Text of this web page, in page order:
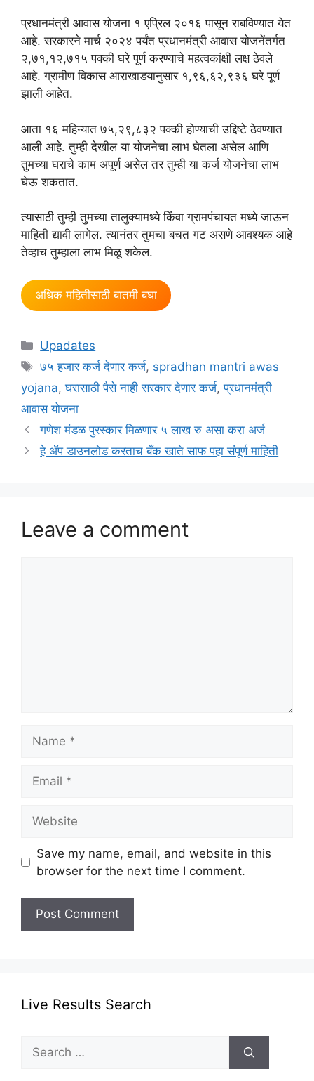
प्रधानमंत्री आवास योजना १ एप्रिल २०१६ पासून राबविण्यात येत
आहे. सरकारने मार्च २०२४ पर्यंत प्रधानमंत्री आवास योजनेंतर्गत
२,७१,१२,७१५ पक्की घरे पूर्ण करण्याचे महत्वकांक्षी लक्ष ठेवले
आहे. ग्रामीण विकास आराखाडयानुसार १,९६,६२,९३६ घरे पूर्ण
झाली आहेत.
आता १६ महिन्यात ७५,२९,८३२ पक्की होण्याची उद्दिष्टे ठेवण्यात
आली आहे. तुम्ही देखील या योजनेचा लाभ घेतला असेल आणि
तुमच्या घराचे काम अपूर्ण असेल तर तुम्ही या कर्ज योजनेचा लाभ
घेऊ शकतात.
त्यासाठी तुम्ही तुमच्या तालुक्यामध्ये किंवा ग्रामपंचायत मध्ये जाऊन
माहिती द्यावी लागेल. त्यानंतर तुमचा बचत गट असणे आवश्यक आहे
तेव्हाच तुम्हाला लाभ मिळू शकेल.
अधिक महितीसाठी बातमी बघा
Categories
Upadates
Tags
७५ हजार कर्ज देणार कर्ज, spradhan mantri awas
yojana,घरासाठी पैसे नाही सरकार देणार कर्ज,प्रधानमंत्री
आवास योजना
गणेश मंडळ पुरस्कार मिळणार ५ लाख रु असा करा अर्ज
हे ॲप डाउनलोड करताच बँक खाते साफ पहा संपूर्ण माहिती
Leave a comment
Save my name, email, and website in this
browser for the next time I comment.
Live Results Search
Search
for: